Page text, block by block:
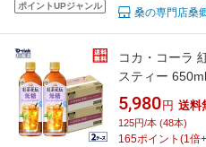
ポイントUPジャンル
桑の専門店桑
コカ・コーラ
スティー
ス【送料無料】
5,980 円 送料
125円/本 (48本)
165ポイント (1倍+